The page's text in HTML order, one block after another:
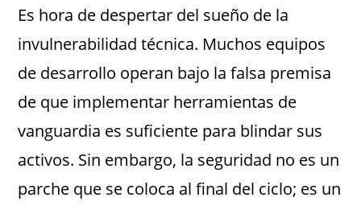
Es hora de despertar del sueño de la
invulnerabilidad técnica. Muchos equipos
de desarrollo operan bajo la falsa premisa
de que implementar herramientas de
vanguardia es suficiente para blindar sus
activos. Sin embargo, la seguridad no es un
parche que se coloca al final del ciclo; es un